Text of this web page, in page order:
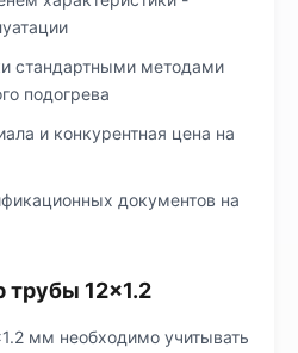
стандартными методами
подогрева
и конкурентная цена на
документов на
трубы 12×1.2
мм необходимо учитывать